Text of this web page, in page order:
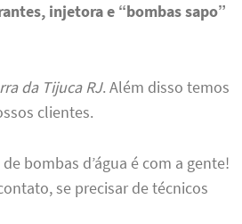
injetora e “bombas sapo”
da Tijuca RJ. Além disso temos
clientes.
bombas d’água é com a gente!
se precisar de técnicos